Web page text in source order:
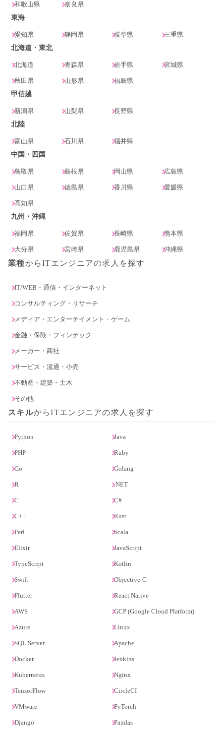
和歌山県
奈良県
東海
愛知県 静岡県 岐阜県
三重県
北海道・東北
北海道 青森県 岩手県 宮城県
秋田県 山形県
福島県
甲信越
新潟県 山梨県
長野県
北陸
富山県 石川県
福井県
中国・四国
鳥取県 島根県 岡山県 広島県
山口県 徳島県 香川県 愛媛県
高知県
九州・沖縄
福岡県 佐賀県 長崎県 熊本県
大分県 宮崎県 鹿児島県 沖縄県
業種からITエンジニアの求人を探す
IT/WEB・通信・インターネット
コンサルティング・リサーチ
メディア・エンターテイメント・ゲーム
金融・保険・フィンテック
メーカー・商社
サービス・流通・小売
不動産・建築・土木
その他
スキルからITエンジニアの求人を探す
Python Java
PHP Ruby
Go Golang
R .NET
C C#
C++ Rust
Perl Scala
Elixir JavaScript
TypeScript Kotlin
Swift Objective-C
Flutter React Native
AWS GCP (Google Cloud Platform)
Azure Linux
SQL Server Apache
Docker Jenkins
Kubernetes Nginx
TensorFlow CircleCI
VMware PyTorch
Django Pandas